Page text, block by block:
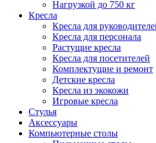
Нагрузкой до 750 кг
Кресла
Кресла для
Кресла для персонала
Растущие кресла
Кресла для посетителей
Комплектущие и ремонт
Детские кресла
Кресла из экокожи
Игровые кресла
Стулья
Аксессуары
Компьютерные столы